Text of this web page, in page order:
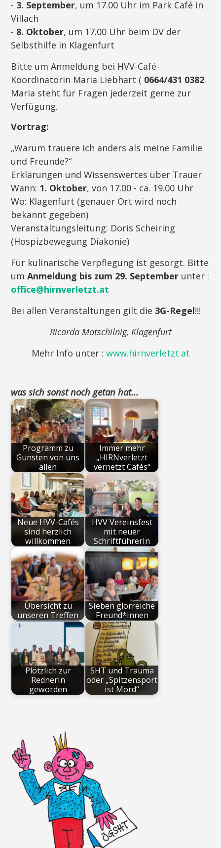
- 3. September, um 17.00 Uhr im Park Café in
Villach
- 8. Oktober, um 17.00 Uhr beim DV der
Selbsthilfe in Klagenfurt
Bitte um Anmeldung bei HVV-Café-
Koordinatorin Maria Liebhart ( 0664/431 0382.
Maria steht für Fragen jederzeit gerne zur
Verfügung.
Vortrag:
„Warum trauere ich anders als meine Familie
und Freunde?“
Erklärungen und Wissenswertes über Trauer
Wann: 1. Oktober, von 17.00 - ca. 19.00 Uhr
Wo: Klagenfurt (genauer Ort wird noch
bekannt gegeben)
Veranstaltungsleitung: Doris Scheiring
(Hospizbewegung Diakonie)
Für kulinarische Verpflegung ist gesorgt. Bitte
umAnmeldung bis zum 29. September unter :
office@hirnverletzt.at
Bei allen Veranstaltungen gilt die 3G-Regel!!!
Ricarda Motschilnig, Klagenfurt
Mehr Info unter : www.hirnverletzt.at
was sich sonst noch getan hat...
Programm zu
Gunsten von uns
allen
Immer mehr
„HIRNverletzt
vernetzt Cafés“
Neue HVV-Cafés
sind herzlich
willkommen
HVV Vereinsfest
mit neuer
Schriftführerin
Übersicht zu
unseren Treffen
Sieben glorreiche
Freund*innen
Plötzlich zur
Rednerin
geworden
SHT und Trauma
oder „Spitzensport
ist Mord“